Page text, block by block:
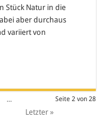
Stück Natur in die
aber durchaus
variiert von
Seite 2 von 28
...
Letzter »